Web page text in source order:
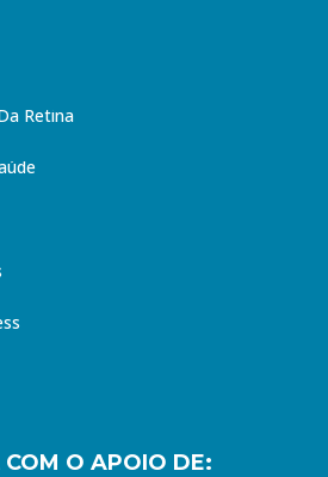
Retina
COM O APOIO DE: